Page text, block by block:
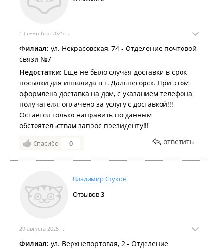
13 сентября 2025 г.
Филиал: ул. Некрасовская, 74 - Отделение почтовой
связи №7
Недостатки: Ещё не было случая доставки в срок
посылки для инвалида в г. Дальнегорск. При этом
оформлена доставка на дом, с указанием телефона
получателя, оплачено за услугу с доставкой!!!
Остаётся только направить по данным
обстоятельствам запрос президенту!!!
Спасибо 0 ответить
Владимир Стуков
Отзывов3
29 августа 2025 г.
Филиал: ул. Верхнепортовая, 2 - Отделение